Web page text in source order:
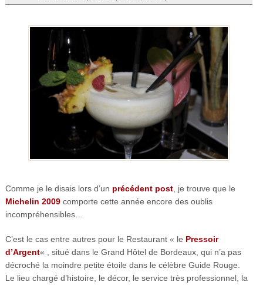
Comme je le disais lors d’un précédent post, je trouve que le
Michelin 2009comporte cette année encore des oublis
incompréhensibles…
C’est le cas entre autres pour le Restaurant « le Pressoir
d’Argent« , situé dans le Grand Hôtel de Bordeaux, qui n’a pas
décroché la moindre petite étoile dans le célèbre Guide Rouge.
Le lieu chargé d’histoire, le décor, le service très professionnel, la